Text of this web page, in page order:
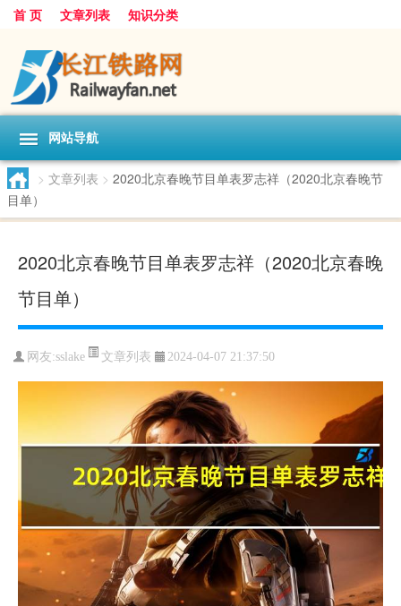
首 页 文章列表 知识分类
网站导航
> 文章列表 > 2020北京春晚节目单表罗志祥（2020北京春晚节
目单）
2020北京春晚节目单表罗志祥（2020北京春晚
节目单）
网友:sslake 文章列表 2024-04-07 21:37:50